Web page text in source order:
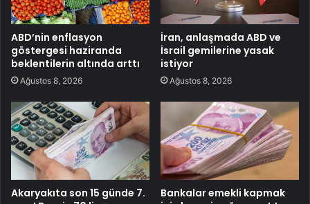
ABD’nin enflasyon
göstergesi haziranda
beklentilerin altında arttı
Ağustos 8, 2026
İran, anlaşmada ABD ve
İsrail gemilerine yasak
istiyor
Ağustos 8, 2026
Akaryakıta son 15 günde 7.
Bankalar emekli kapmak